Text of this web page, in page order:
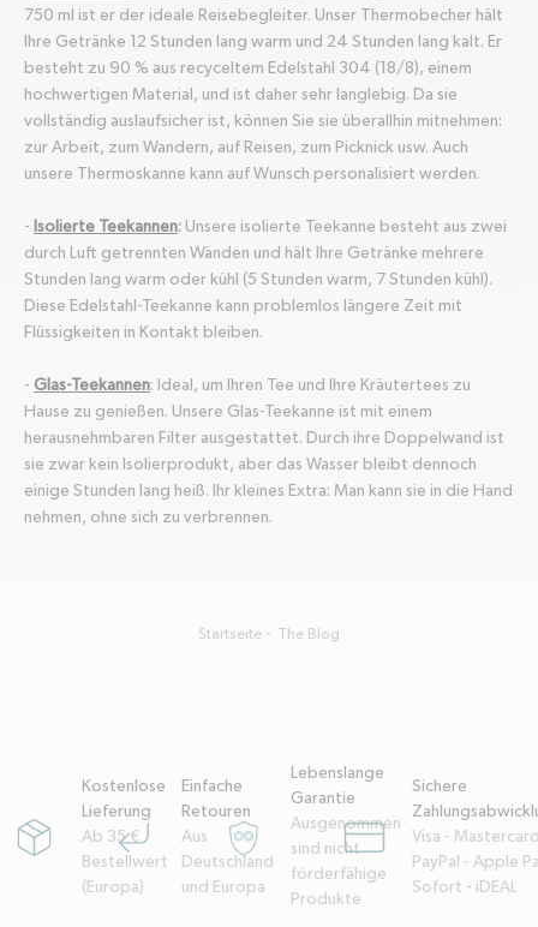
750 ml ist er der ideale Reisebegleiter. Unser Thermobecher hält
Ihre Getränke 12 Stunden lang warm und 24 Stunden lang kalt. Er
besteht zu 90 % aus recyceltem Edelstahl 304 (18/8), einem
hochwertigen Material, und ist daher sehr langlebig. Da sie
vollständig auslaufsicher ist, können Sie sie überallhin mitnehmen:
zur Arbeit, zum Wandern, auf Reisen, zum Picknick usw. Auch
unsere Thermoskanne kann auf Wunsch personalisiert werden.
- Isolierte Teekannen: Unsere isolierte Teekanne besteht aus zwei
durch Luft getrennten Wänden und hält Ihre Getränke mehrere
Stunden lang warm oder kühl (5 Stunden warm, 7 Stunden kühl).
Diese Edelstahl-Teekanne kann problemlos längere Zeit mit
Flüssigkeiten in Kontakt bleiben.
- Glas-Teekannen: Ideal, um Ihren Tee und Ihre Kräutertees zu
Hause zu genießen. Unsere Glas-Teekanne ist mit einem
herausnehmbaren Filter ausgestattet. Durch ihre Doppelwand ist
sie zwar kein Isolierprodukt, aber das Wasser bleibt dennoch
einige Stunden lang heiß. Ihr kleines Extra: Man kann sie in die Hand
nehmen, ohne sich zu verbrennen.
Startseite The Blog
package
Kostenlose
Lieferung
Ab 35 €
Bestellwert
(Europa)
corner-down-left
Einfache
Retouren
Aus
Deutschland
und Europa
garantie-a-vie
Lebenslange
Garantie
Ausgenommen
sind nicht
förderfähige
Produkte
credit-card
Sichere
Visa -
PayPal - Apple
Sofort - iDEAL